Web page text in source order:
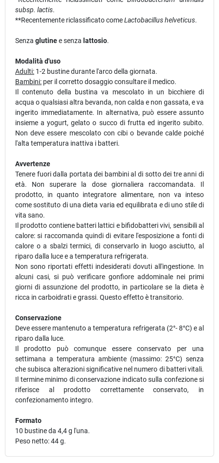
subsp. lactis.
**Recentemente riclassificato comeLactobacillus helveticus.
Senza glutinee senza lattosio.
Modalità d'uso
Adulti: 1-2 bustine durante l'arco della giornata.
Bambini: per il corretto dosaggio consultare il medico.
Il contenuto della bustina va mescolato in un bicchiere di
acqua o qualsiasi altra bevanda, non calda e non gassata, e va
ingerito immediatamente. In alternativa, può essere assunto
insieme a yogurt, gelato o succo di frutta ed ingerito subito.
Non deve essere mescolato con cibi o bevande calde poiché
l'alta temperatura inattiva i batteri.
Avvertenze
Tenere fuori dalla portata dei bambini al di sotto dei tre anni di
età. Non superare la dose giornaliera raccomandata. Il
prodotto, in quanto integratore alimentare, non va inteso
come sostituto di una dieta varia ed equilibrata e di uno stile di
vita sano.
Il prodotto contiene batteri lattici e bifidobatteri vivi, sensibili al
calore: si raccomanda quindi di evitare l'esposizione a fonti di
calore o a sbalzi termici, di conservarlo in luogo asciutto, al
riparo dalla luce e a temperatura refrigerata.
Non sono riportati effetti indesiderati dovuti all'ingestione. In
alcuni casi, si può verificare gonfiore addominale nei primi
giorni di assunzione del prodotto, in particolare se la dieta è
ricca in carboidrati e grassi. Questo effetto è transitorio.
Conservazione
Deve essere mantenuto a temperatura refrigerata (2°- 8°C) e al
riparo dalla luce.
Il prodotto può comunque essere conservato per una
settimana a temperatura ambiente (massimo: 25°C) senza
che subisca alterazioni significative nel numero di batteri vitali.
Il termine minimo di conservazione indicato sulla confezione si
riferisce al prodotto correttamente conservato, in
confezionamento integro.
Formato
10 bustine da 4,4 g l'una.
Peso netto: 44 g.